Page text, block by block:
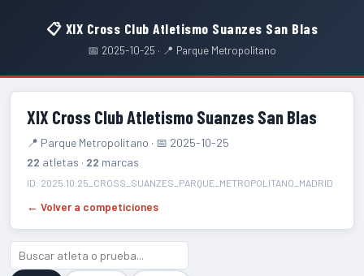
📋 XIX Cross Club Atletismo Suanzes San Blas
📅 2025-10-25 · 📍 Parque Metropolitano
XIX Cross Club Atletismo Suanzes San Blas
📍 Parque Metropolitano · 📅 2025-10-25
22 atletas · 22 marcas
ID: 2025.10.25_CROSS_SUANZES_PARQUE_METROPOLITANO_MADRID
← Volver a competiciones